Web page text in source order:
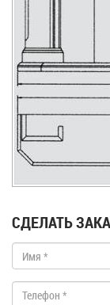
СДЕЛАТЬ